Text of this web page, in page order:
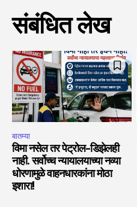
संबंधित लेख
बातम्या
विमा नसेल तर पेट्रोल-डिझेलही
नाही. सर्वोच्च न्यायालयाच्या नव्या
धोरणामुळे वाहनधारकांना मोठा
इशारा!